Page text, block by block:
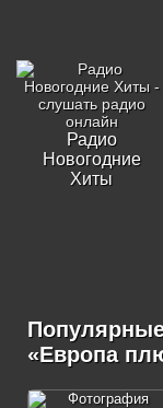
Радио
Новогодние
Хиты
«Европа